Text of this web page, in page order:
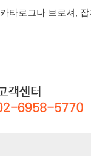
카타로그나 브로셔,